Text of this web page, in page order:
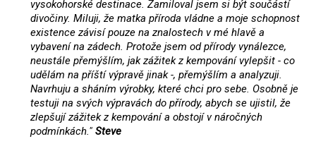
vysokohorské destinace. Zamiloval jsem si být součástí
divočiny. Miluji, že matka příroda vládne a moje schopnost
existence závisí pouze na znalostech v mé hlavě a
vybavení na zádech. Protože jsem od přírody vynálezce,
neustále přemýšlím, jak zážitek z kempování vylepšit - co
udělám na příští výpravě jinak -, přemýšlím a analyzuji.
Navrhuju a sháním výrobky, které chci pro sebe. Osobně je
testuji na svých výpravách do přírody, abych se ujistil, že
zlepšují zážitek z kempování a obstojí v náročných
podmínkách." Steve